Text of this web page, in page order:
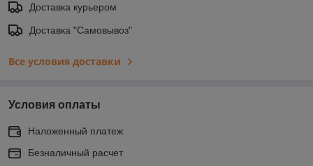
Доставка курьером
Доставка "Самовывоз"
Все условия доставки
Условия оплаты
Наложенный платеж
Безналичный расчет